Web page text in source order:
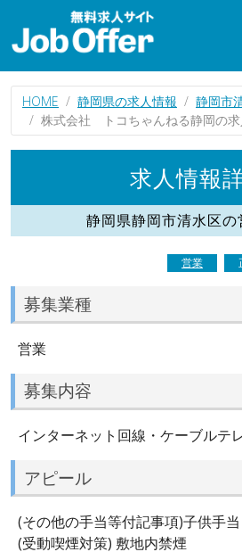
HOME 静岡県の求人情報
静岡市
株式会社 トコちゃんねる静岡の求
求人情報
静岡県静岡市清水区の
営業
募集業種
営業
募集内容
インターネット回線・ケーブルテ
アピール
(その他の手当等付記事項)子供手当
(受動喫煙対策) 敷地内禁煙